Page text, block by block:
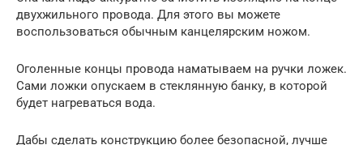
двухжильного провода. Для этого вы можете
воспользоваться обычным канцелярским ножом.
Оголенные концы провода наматываем на ручки ложек.
Сами ложки опускаем в стеклянную банку, в которой
будет нагреваться вода.
Дабы сделать конструкцию более безопасной, лучше